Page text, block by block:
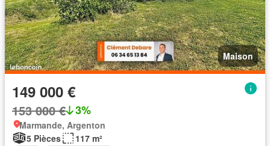
Maison
149 000 €
153 000 € 3%
Marmande, Argenton
5 Pièces
117 m²